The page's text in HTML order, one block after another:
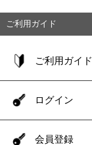
ご利用ガイド
ご利用ガイド
ログイン
会員登録